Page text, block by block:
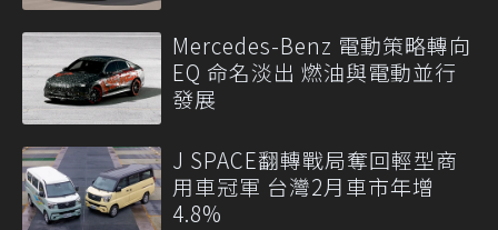
Mercedes-Benz 電動策略轉向
EQ 命名淡出 燃油與電動並行
發展
J SPACE翻轉戰局奪回輕型商
用車冠軍 台灣2月車市年增
4.8%